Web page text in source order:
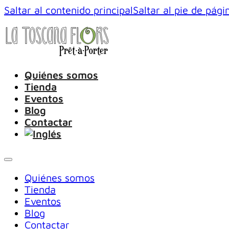
Saltar al contenido principalSaltar al pie de
Quiénes somos
Tienda
Eventos
Blog
Contactar
Quiénes somos
Tienda
Eventos
Blog
Contactar